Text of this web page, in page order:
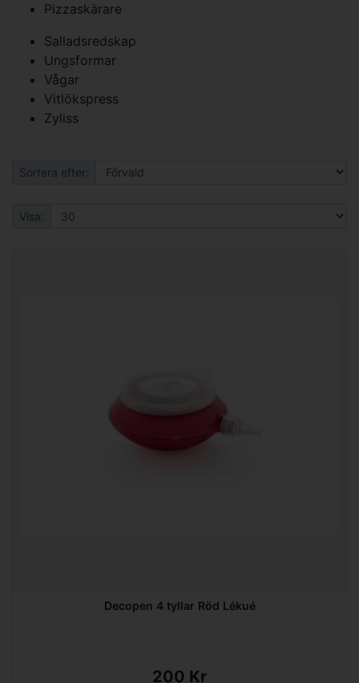
Pizzaskärare
Salladsredskap
Ungsformar
Vågar
Vitlökspress
Zyliss
Sortera efter:
Visa:
Decopen 4 tyllar Röd Lékué
200 Kr